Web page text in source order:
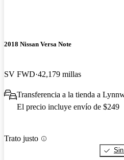
2018 Nissan Versa Note
SV FWD 42,179 millas
Transferencia a la tienda a
El precio incluye envío de $249
Trato justo